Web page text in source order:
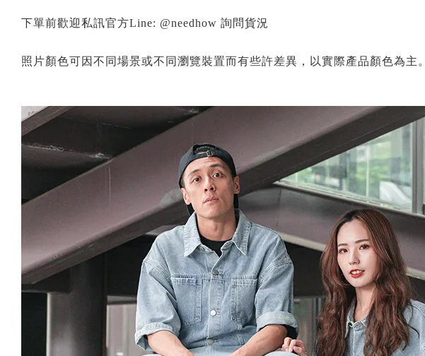
下單前歡迎私訊官方Line: @needhow 詢問貨況
照片顏色可因不同場景或不同瀏覽裝置而有些許差異，以實際產品顏色為主。